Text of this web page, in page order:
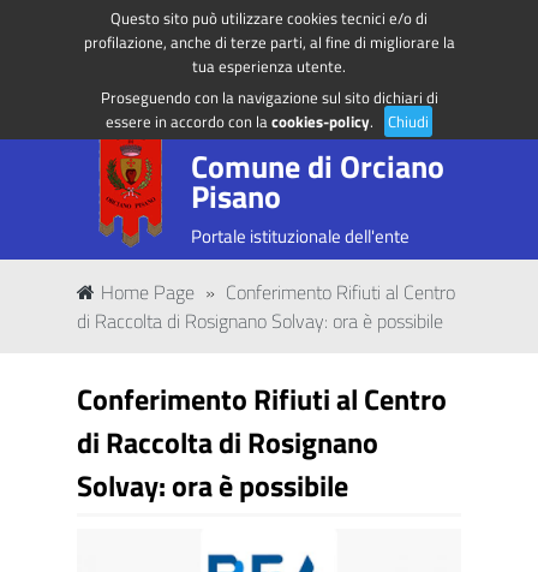
Questo sito può utilizzare cookies tecnici e/o di
profilazione, anche di terze parti, al fine di migliorare la
tua esperienza utente.
Proseguendo con la navigazione sul sito dichiari di
essere in accordo con lacookies-policy. Chiudi
Regione Toscana Accedi ai servizi
Comune di Orciano
Pisano
Portale istituzionale dell'ente
Home Page » Conferimento Rifiuti al Centro
di Raccolta di Rosignano Solvay: ora è possibile
Conferimento Rifiuti al Centro
di Raccolta di Rosignano
Solvay: ora è possibile